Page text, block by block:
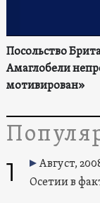
Посольство
Амаглобели
мотивирован»
1
Август,
Осетии в